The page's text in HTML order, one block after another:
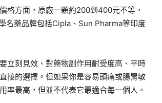
格方面，原廠一顆約200到400元不等，
名藥品牌包括Cipla、Sun Pharma等印度
立刻見效、對藥物副作用耐受度高、平時
接的選擇。但如果你是容易頭痛或腸胃敏
率最高，但並不代表它最適合每一個人。